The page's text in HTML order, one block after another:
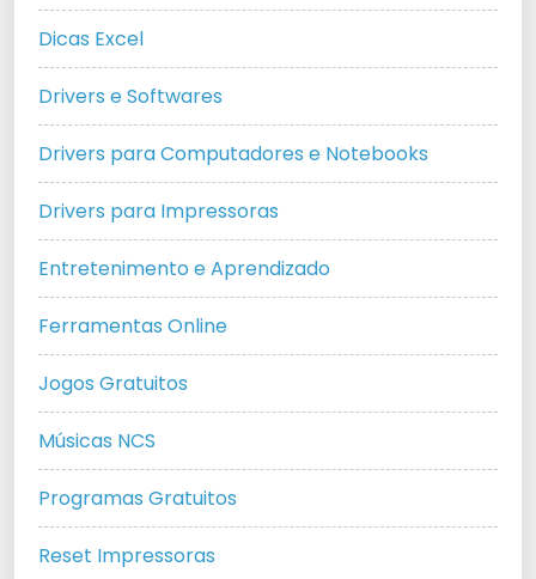
Dicas Excel
Drivers e Softwares
Drivers para Computadores e Notebooks
Drivers para Impressoras
Entretenimento e Aprendizado
Ferramentas Online
Jogos Gratuitos
Músicas NCS
Programas Gratuitos
Reset Impressoras